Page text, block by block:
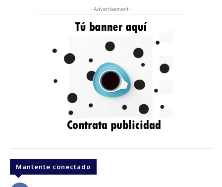
- Advertisement -
Mantente conectado